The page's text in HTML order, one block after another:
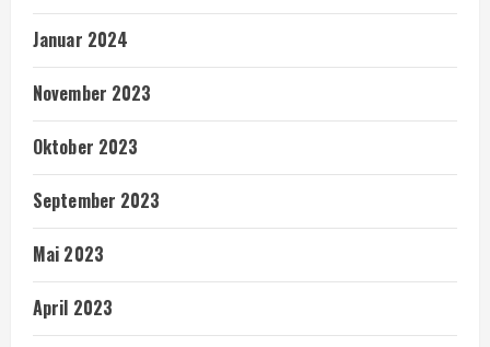
Januar 2024
November 2023
Oktober 2023
September 2023
Mai 2023
April 2023